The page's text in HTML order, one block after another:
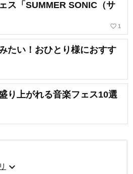
ス「SUMMER SONIC（サ
favorite_border 1
たい！おひとり様におすす
り上がれる音楽フェス10選
expand_more